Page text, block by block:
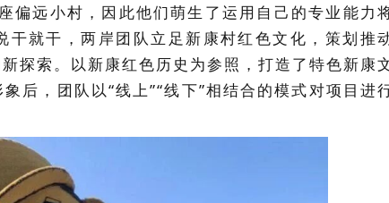
偏远小村，因此他们萌生了运用自己的专业能力
就干，两岸团队立足新康村红色文化，策划推
探索。以新康红色历史为参照，打造了特色新康
后，团队以“线上”“线下”相结合的模式对项目进